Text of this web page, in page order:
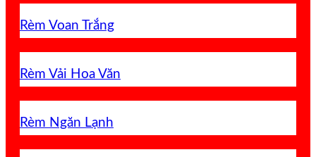
Rèm Voan Trắng
Rèm Vải Hoa Văn
Rèm Ngăn Lạnh